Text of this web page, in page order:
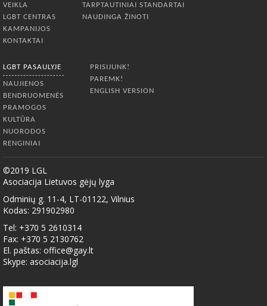
VEIKLA
LGBT CENTRAS
KAMPANIJOS
KONTAKTAI
TARPTAUTINIAI STANDARTAI
NAUDINGA ŽINOTI
LGBT PASAULYJE
NAUJIENOS
BENDRUOMENĖS
PRAMOGOS
KULTŪRA
NUORODOS
RENGINIAI
PRISIJUNK!
PAREMK!
ENGLISH VERSION
©2019 LGL
Asociacija Lietuvos gėjų lyga
Odminių g. 11-4, LT-01122, Vilnius
Kodas: 291902980
Tel: +370 5 2610314
Fax: +370 5 2130762
El. paštas: office@gay.lt
Skype: asociacija.lgl